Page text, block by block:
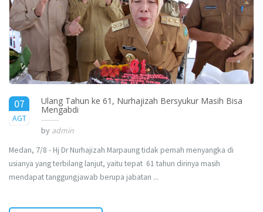
07
AGT
2017
Ulang Tahun ke 61, Nurhajizah Bersyukur Masih Bisa
Mengabdi
by admin
Medan, 7/8 - Hj Dr Nurhajizah Marpaung tidak pernah menyangka di
usianya yang terbilang lanjut, yaitu tepat 61 tahun dirinya masih
mendapat tanggungjawab berupa jabatan ...